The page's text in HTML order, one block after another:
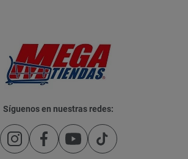
Síguenos en nuestras redes: